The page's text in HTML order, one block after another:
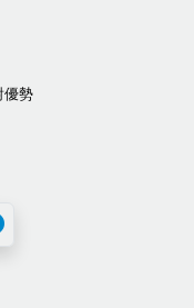
優勢